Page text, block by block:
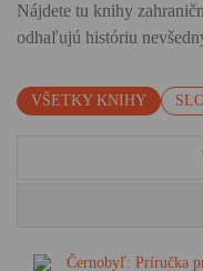
Nájdete tu knihy
odhaľujú históriu
VŠETKY KNIHY